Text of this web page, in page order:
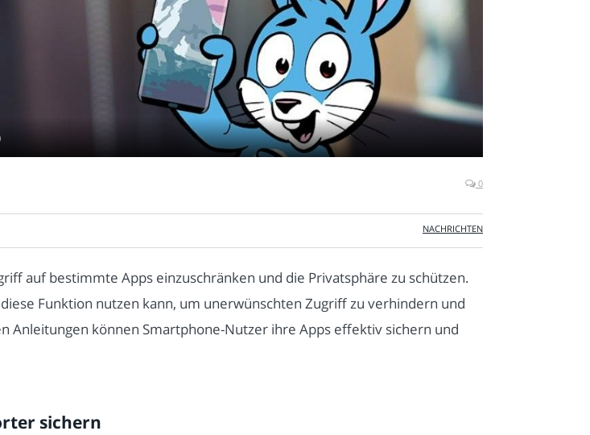
0
NACHRICHTEN
auf bestimmte Apps einzuschränken und die Privatsphäre zu schützen.
Funktion nutzen kann, um unerwünschten Zugriff zu verhindern und
Anleitungen können Smartphone-Nutzer ihre Apps effektiv sichern und
sichern